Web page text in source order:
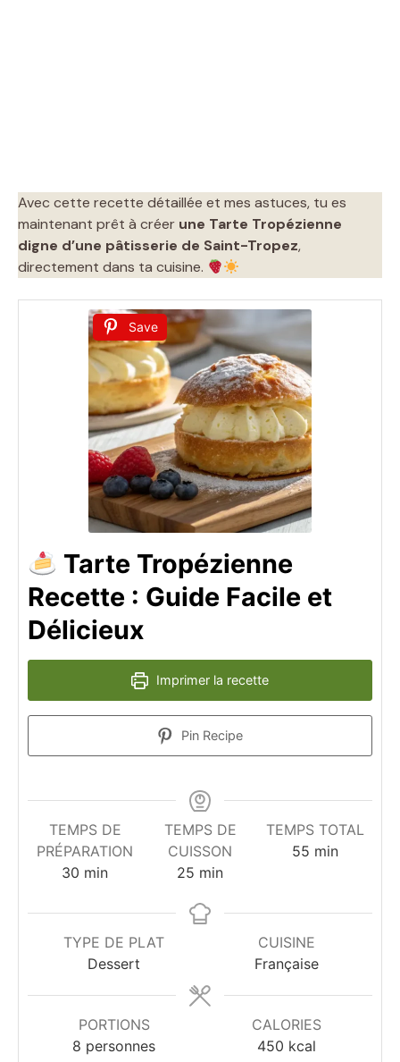
Avec cette recette détaillée et mes astuces, tu es
maintenant prêt à créer une Tarte Tropézienne
digne d’une pâtisserie de Saint-Tropez,
directement dans ta cuisine.
Save
Tarte Tropézienne
Recette : Guide Facile et
Délicieux
Imprimer la recette
Pin Recipe
TEMPS DE
PRÉPARATION
30 minutes
min
TEMPS DE
CUISSON
25 minutes
min
TEMPS TOTAL
55minutes
min
TYPE DE PLAT
Dessert
CUISINE
Française
PORTIONS
8 personnes
CALORIES
450 kcal